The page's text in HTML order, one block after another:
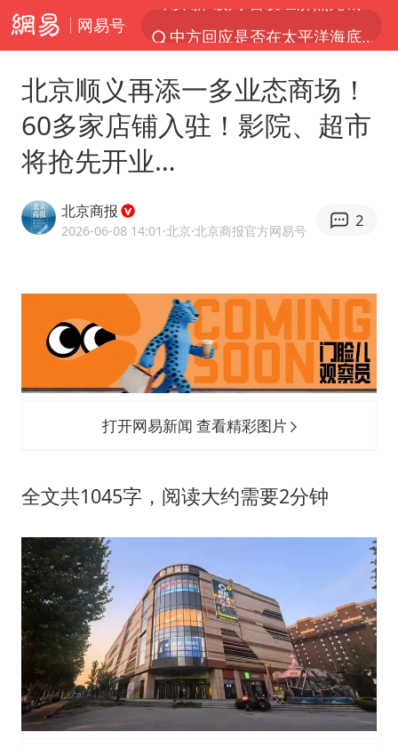
网易号
吉林一“温度计大楼”读数爆表
多地要求领导干部带头休假
我国编制完成新版全月地质图
U17国足1分钟轰2球
中国“五箭齐发”反制美国
女子利用漏洞0元薅走3000多件家电
感觉全东北都在等7号
80后女柜员逆袭成4200亿银行副行长
奋进开新局 实干挑大梁
北京顺义再添一多业态商场！
60多家店铺入驻！影院、超市
将抢先开业…
北京商报
2026-06-08 14:01 ·北京·北京商报官方网易号
2
打开网易新闻 查看精彩图片
全文共1045字，阅读大约需要2分钟